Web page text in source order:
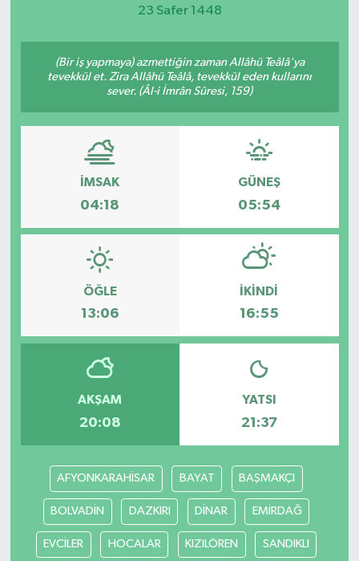
23 Safer 1448
(Bir iş yapmaya) azmettiğin zaman Allâhü Teâlâ'ya
tevekkül et. Zira Allâhü Teâlâ, tevekkül eden kullarını
sever. (Âl-i İmrân Sûresi, 159)
İMSAK
04:18
GÜNEŞ
05:54
ÖĞLE
13:06
İKINDI
16:55
AKŞAM
20:08
YATSI
21:37
AFYONKARAHİSAR BAYAT BAŞMAKÇI
BOLVADİN DAZKIRI DİNAR EMİRDAĞ
EVCİLER HOCALAR KIZILÖREN SANDIKLI
Etkinlikler